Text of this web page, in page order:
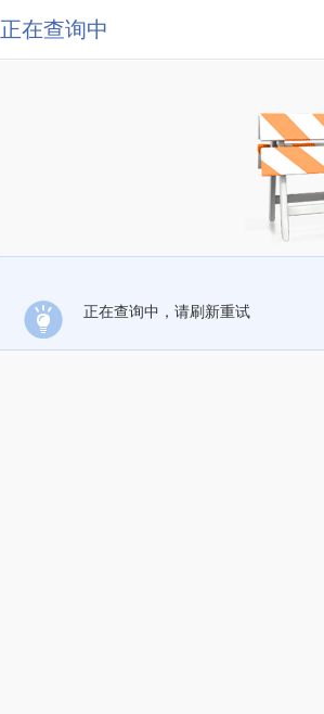
正在查询中
正在查询中，请刷新重试